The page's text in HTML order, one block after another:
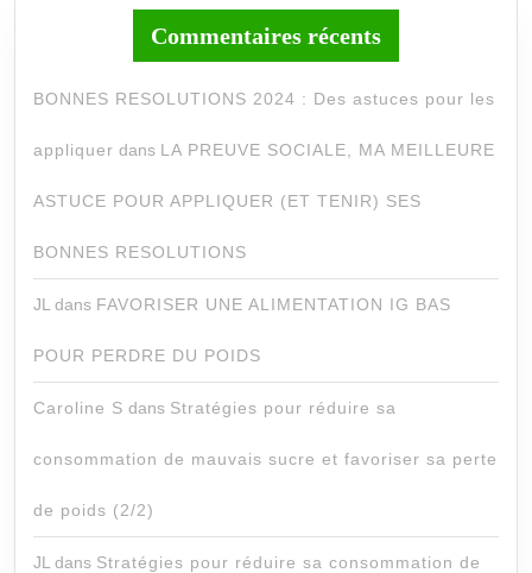
Commentaires récents
BONNES RESOLUTIONS 2024 : Des astuces pour les
appliquer dans LA PREUVE SOCIALE, MA MEILLEURE
ASTUCE POUR APPLIQUER (ET TENIR) SES
BONNES RESOLUTIONS
JL dans FAVORISER UNE ALIMENTATION IG BAS
POUR PERDRE DU POIDS
Caroline S dans Stratégies pour réduire sa
consommation de mauvais sucre et favoriser sa perte
de poids (2/2)
JL dans Stratégies pour réduire sa consommation de